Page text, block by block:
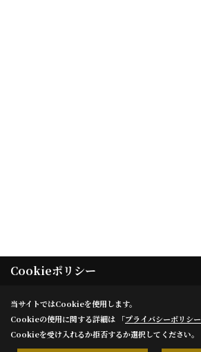
Cookieポリシー
当サイトではCookieを使用します。
Cookieの使用に関する詳細は 「プライバシーポリシー
Cookieを受け入れるか拒否するか選択してください。